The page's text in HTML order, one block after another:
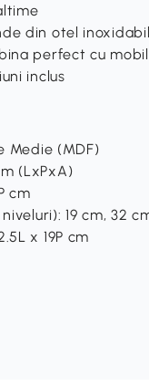
din otel inoxidabil
perfect cu
inclus
Medie (MDF)
(LxPxA)
cm
19 cm, 32
x 19P cm